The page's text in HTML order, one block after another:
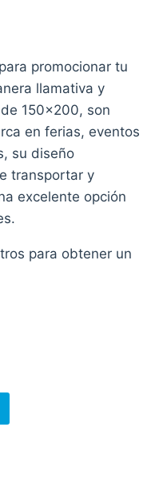
promocionar tu
llamativa y
150×200, son
en ferias, eventos
su diseño
transportar y
excelente opción
para obtener un